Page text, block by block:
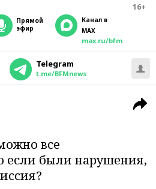
16+
прямой
эфир
Канал в
MAX
max.ru/bfm
Telegram
t.me/BFMnews
все
если были нарушения,